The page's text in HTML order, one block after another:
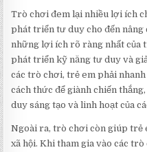
Trò chơi đem lại nhiều lợi ích
phát triển tư duy cho đến
những lợi ích rõ ràng nhất của
phát triển kỹ năng tư duy và
các trò chơi, trẻ em phải
cách thức để giành chiến
duy sáng tạo và linh hoạt của
Ngoài ra, trò chơi còn giúp trẻ
xã hội. Khi tham gia vào các